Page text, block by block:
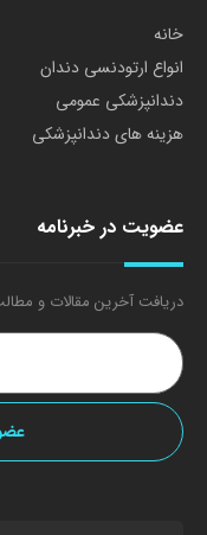
خانه
انواع ارتودنسی دندان
دندانپزشکی عمومی
هزینه های دندانپزشکی
عضویت در خبرنامه
دریافت آخرین مقالات و